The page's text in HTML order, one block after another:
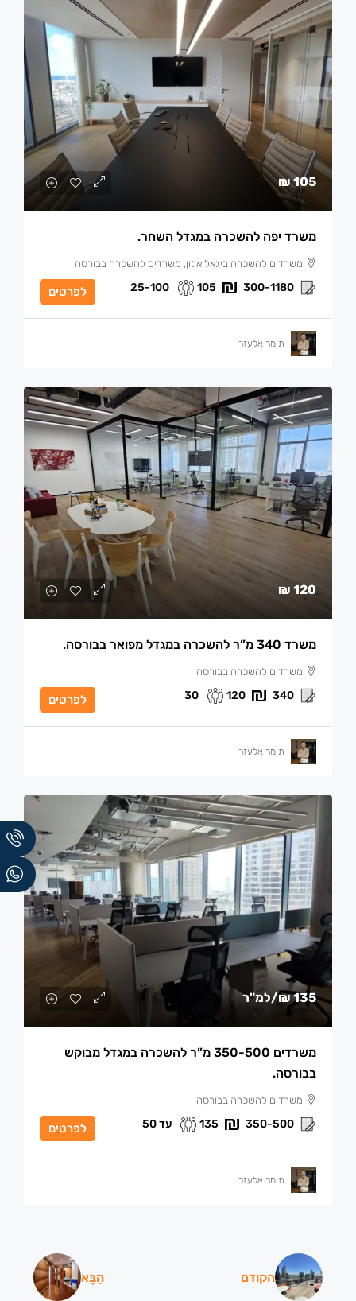
105 ₪
משרד יפה להשכרה במגדל השחר.
משרדים להשכרה ביגאל אלון, משרדים להשכרה בבורסה
300-1180
105
25-100 לפרטים
תומר אלעזר
120 ₪
משרד 340 מ”ר להשכרה במגדל מפואר בבורסה.
משרדים להשכרה בבורסה
340
120
30 לפרטים
תומר אלעזר
135 ₪ /למ"ר
משרדים 350-500 מ”ר להשכרה במגדל מבוקש
בבורסה.
משרדים להשכרה בבורסה
350-500
135 עד 50 לפרטים
תומר אלעזר
הקודם הַבָּא